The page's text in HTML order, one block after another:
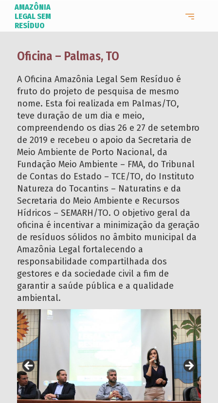
AMAZÔNIA
LEGAL SEM
RESÍDUO
Oficina – Palmas, TO
A Oficina Amazônia Legal Sem Resíduo é
fruto do projeto de pesquisa de mesmo
nome. Esta foi realizada em Palmas/TO,
teve duração de um dia e meio,
compreendendo os dias 26 e 27 de setembro
de 2019 e recebeu o apoio da Secretaria de
Meio Ambiente de Porto Nacional, da
Fundação Meio Ambiente – FMA, do Tribunal
de Contas do Estado – TCE/TO, do Instituto
Natureza do Tocantins – Naturatins e da
Secretaria do Meio Ambiente e Recursos
Hídricos – SEMARH/TO. O objetivo geral da
oficina é incentivar a minimização da geração
de resíduos sólidos no âmbito municipal da
Amazônia Legal fortalecendo a
responsabilidade compartilhada dos
gestores e da sociedade civil a fim de
garantir a saúde pública e a qualidade
ambiental.